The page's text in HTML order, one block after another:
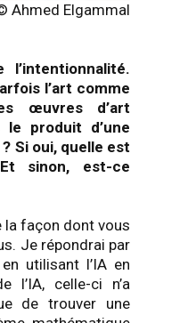
Ahmed Elgammal
l’intentionnalité.
l’art comme
œuvres d’art
le produit d’une
Si oui, quelle est
sinon, est-ce
la façon dont vous
Je répondrai par
utilisant l’IA en
l’IA, celle-ci n’a
de trouver une